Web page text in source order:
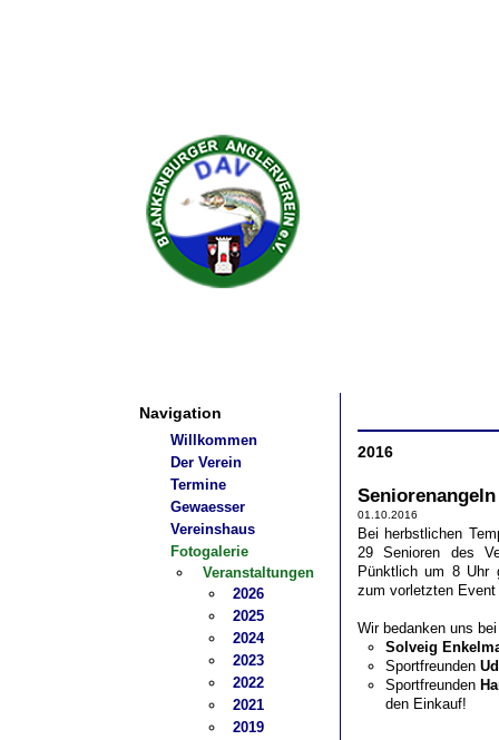
Navigation
Willkommen
Der Verein
Termine
Gewaesser
Vereinshaus
Fotogalerie
Veranstaltungen
2026
2025
2024
2023
2022
2021
2019
2016
01.10.2016
Bei herbstlichen
29 Senioren des
Pünktlich um 8 Uhr
zum vorletzten
Wir bedanken uns bei
Solveig
Sportfreunden
Sportfreunden
den Einkauf!